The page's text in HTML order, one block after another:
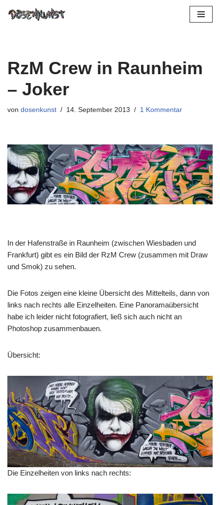
RzM Crew in Raunheim
– Joker
von dosenkunst 14. September 2013 1 Kommentar
In der Hafenstraße in Raunheim (zwischen Wiesbaden und
Frankfurt) gibt es ein Bild der RzM Crew (zusammen mit Draw
und Smok) zu sehen.
Die Fotos zeigen eine kleine Übersicht des Mittelteils, dann von
links nach rechts alle Einzelheiten. Eine Panoramaübersicht
habe ich leider nicht fotografiert, ließ sich auch nicht an
Photoshop zusammenbauen.
Übersicht:
Die Einzelheiten von links nach rechts: